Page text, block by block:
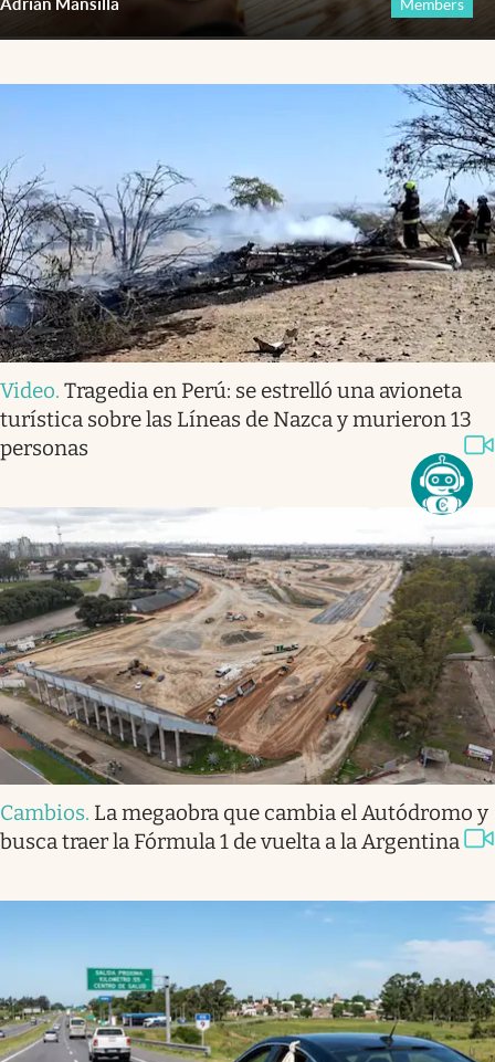
Members
Video. Tragedia en Perú: se estrelló una avioneta
turística sobre las Líneas de Nazca y murieron 13
personas
Cambios. La megaobra que cambia el Autódromo y
busca traer la Fórmula 1 de vuelta a la Argentina